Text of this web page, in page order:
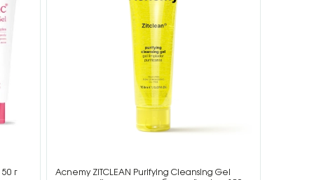
г
Acnemy ZITCLEAN Purifying Cleansing Gel